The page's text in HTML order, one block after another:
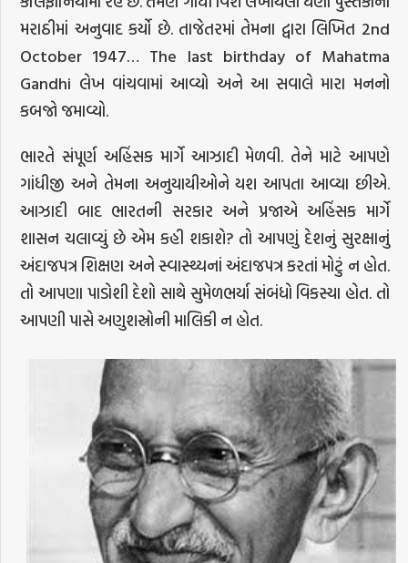
મરાઠીમાં અનુવાદ કર્યો છે. તાજેતરમાં તેમના દ્વારા લિખિત 2nd
October 1947… The last birthday of Mahatma
Gandhi લેખ વાંચવામાં આવ્યો અને આ સવાલે મારા મનનો
કબજો જમાવ્યો.
ભારતે સંપૂર્ણ અહિંસક માર્ગે આઝાદી મેળવી. તેને માટે આપણે
ગાંધીજી અને તેમના અનુયાયીઓને યશ આપતા આવ્યા છીએ.
આઝાદી બાદ ભારતની સરકાર અને પ્રજાએ અહિંસક માર્ગે
શાસન ચલાવ્યું છે એમ કહી શકાશે? તો આપણું દેશનું સુરક્ષાનું
અંદાજપત્ર શિક્ષણ અને સ્વાસ્થ્યનાં અંદાજપત્ર કરતાં મોટું ન હોત.
તો આપણા પાડોશી દેશો સાથે સુમેળભર્યા સંબંધો વિકસ્યા હોત. તો
આપણી પાસે અણુશસ્રોની માલિકી ન હોત.